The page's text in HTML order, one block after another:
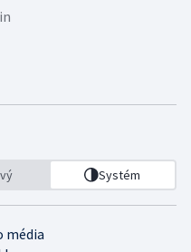
Systém
média